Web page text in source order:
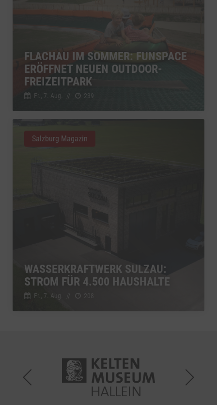
FLACHAU IM SOMMER: FUNSPACE
ERÖFFNET NEUEN OUTDOOR-
FREIZEITPARK
Fr., 7. Aug. // 239
WASSERKRAFTWERK SULZAU:
STROM FÜR 4.500 HAUSHALTE
Fr., 7. Aug.
Salzburg Magazin